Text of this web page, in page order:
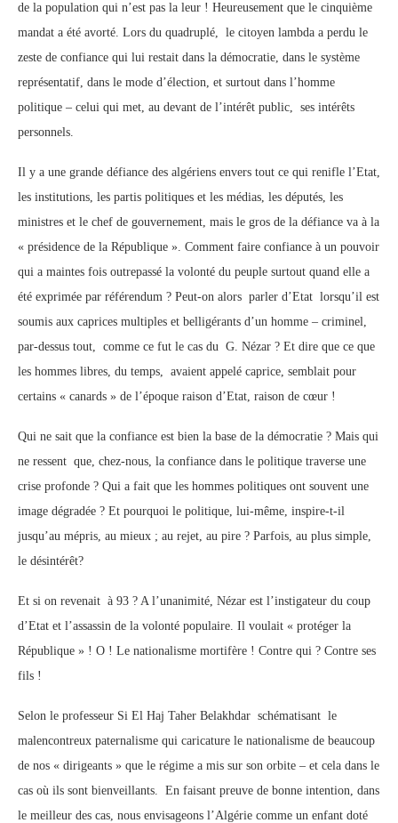
de la population qui n’est pas la leur ! Heureusement que le cinquième
mandat a été avorté. Lors du quadruplé, le citoyen lambda a perdu le
zeste de confiance qui lui restait dans la démocratie, dans le système
représentatif, dans le mode d’élection, et surtout dans l’homme
politique – celui qui met, au devant de l’intérêt public, ses intérêts
personnels.
Il y a une grande défiance des algériens envers tout ce qui renifle l’Etat,
les institutions, les partis politiques et les médias, les députés, les
ministres et le chef de gouvernement, mais le gros de la défiance va à la
« présidence de la République ». Comment faire confiance à un pouvoir
qui a maintes fois outrepassé la volonté du peuple surtout quand elle a
été exprimée par référendum ? Peut-on alors parler d’Etat lorsqu’il est
soumis aux caprices multiples et belligérants d’un homme – criminel,
par-dessus tout, comme ce fut le cas du G. Nézar ? Et dire que ce que
les hommes libres, du temps, avaient appelé caprice, semblait pour
certains « canards » de l’époque raison d’Etat, raison de cœur !
Qui ne sait que la confiance est bien la base de la démocratie ? Mais qui
ne ressent que, chez-nous, la confiance dans le politique traverse une
crise profonde ? Qui a fait que les hommes politiques ont souvent une
image dégradée ? Et pourquoi le politique, lui-même, inspire-t-il
jusqu’au mépris, au mieux ; au rejet, au pire ? Parfois, au plus simple,
le désintérêt?
Et si on revenait à 93 ? A l’unanimité, Nézar est l’instigateur du coup
d’Etat et l’assassin de la volonté populaire. Il voulait « protéger la
République » ! O ! Le nationalisme mortifère ! Contre qui ? Contre ses
fils !
Selon le professeur Si El Haj Taher Belakhdar schématisant le
malencontreux paternalisme qui caricature le nationalisme de beaucoup
de nos « dirigeants » que le régime a mis sur son orbite – et cela dans le
cas où ils sont bienveillants. En faisant preuve de bonne intention, dans
le meilleur des cas, nous envisageons l’Algérie comme un enfant doté